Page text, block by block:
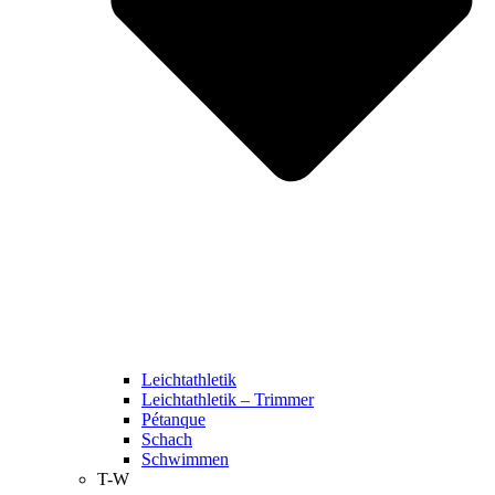
Leichtathletik
Leichtathletik – Trimmer
Pétanque
Schach
Schwimmen
T-W